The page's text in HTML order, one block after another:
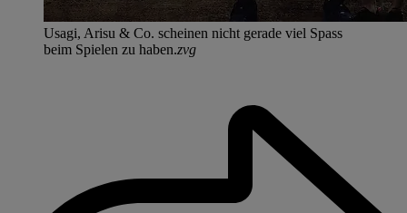
Usagi, Arisu & Co. scheinen nicht gerade viel Spass
beim Spielen zu haben.zvg